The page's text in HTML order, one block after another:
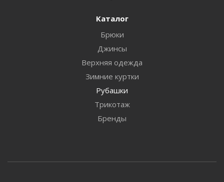
Каталог
Брюки
Джинсы
Верхняя одежда
Зимние куртки
Рубашки
Трикотаж
Бренды